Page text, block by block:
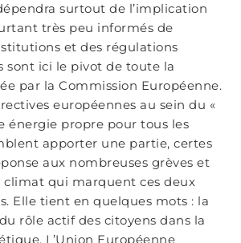
surtout de l’implication
très peu informés de
et des régulations
sont ici le pivot de toute la
par la Commission Européenne.
européennes au sein du «
énergie propre pour tous les
apporter une partie, certes
aux nombreuses grèves et
climat qui marquent ces deux
Elle tient en quelques mots : la
rôle actif des citoyens dans la
L’Union Européenne